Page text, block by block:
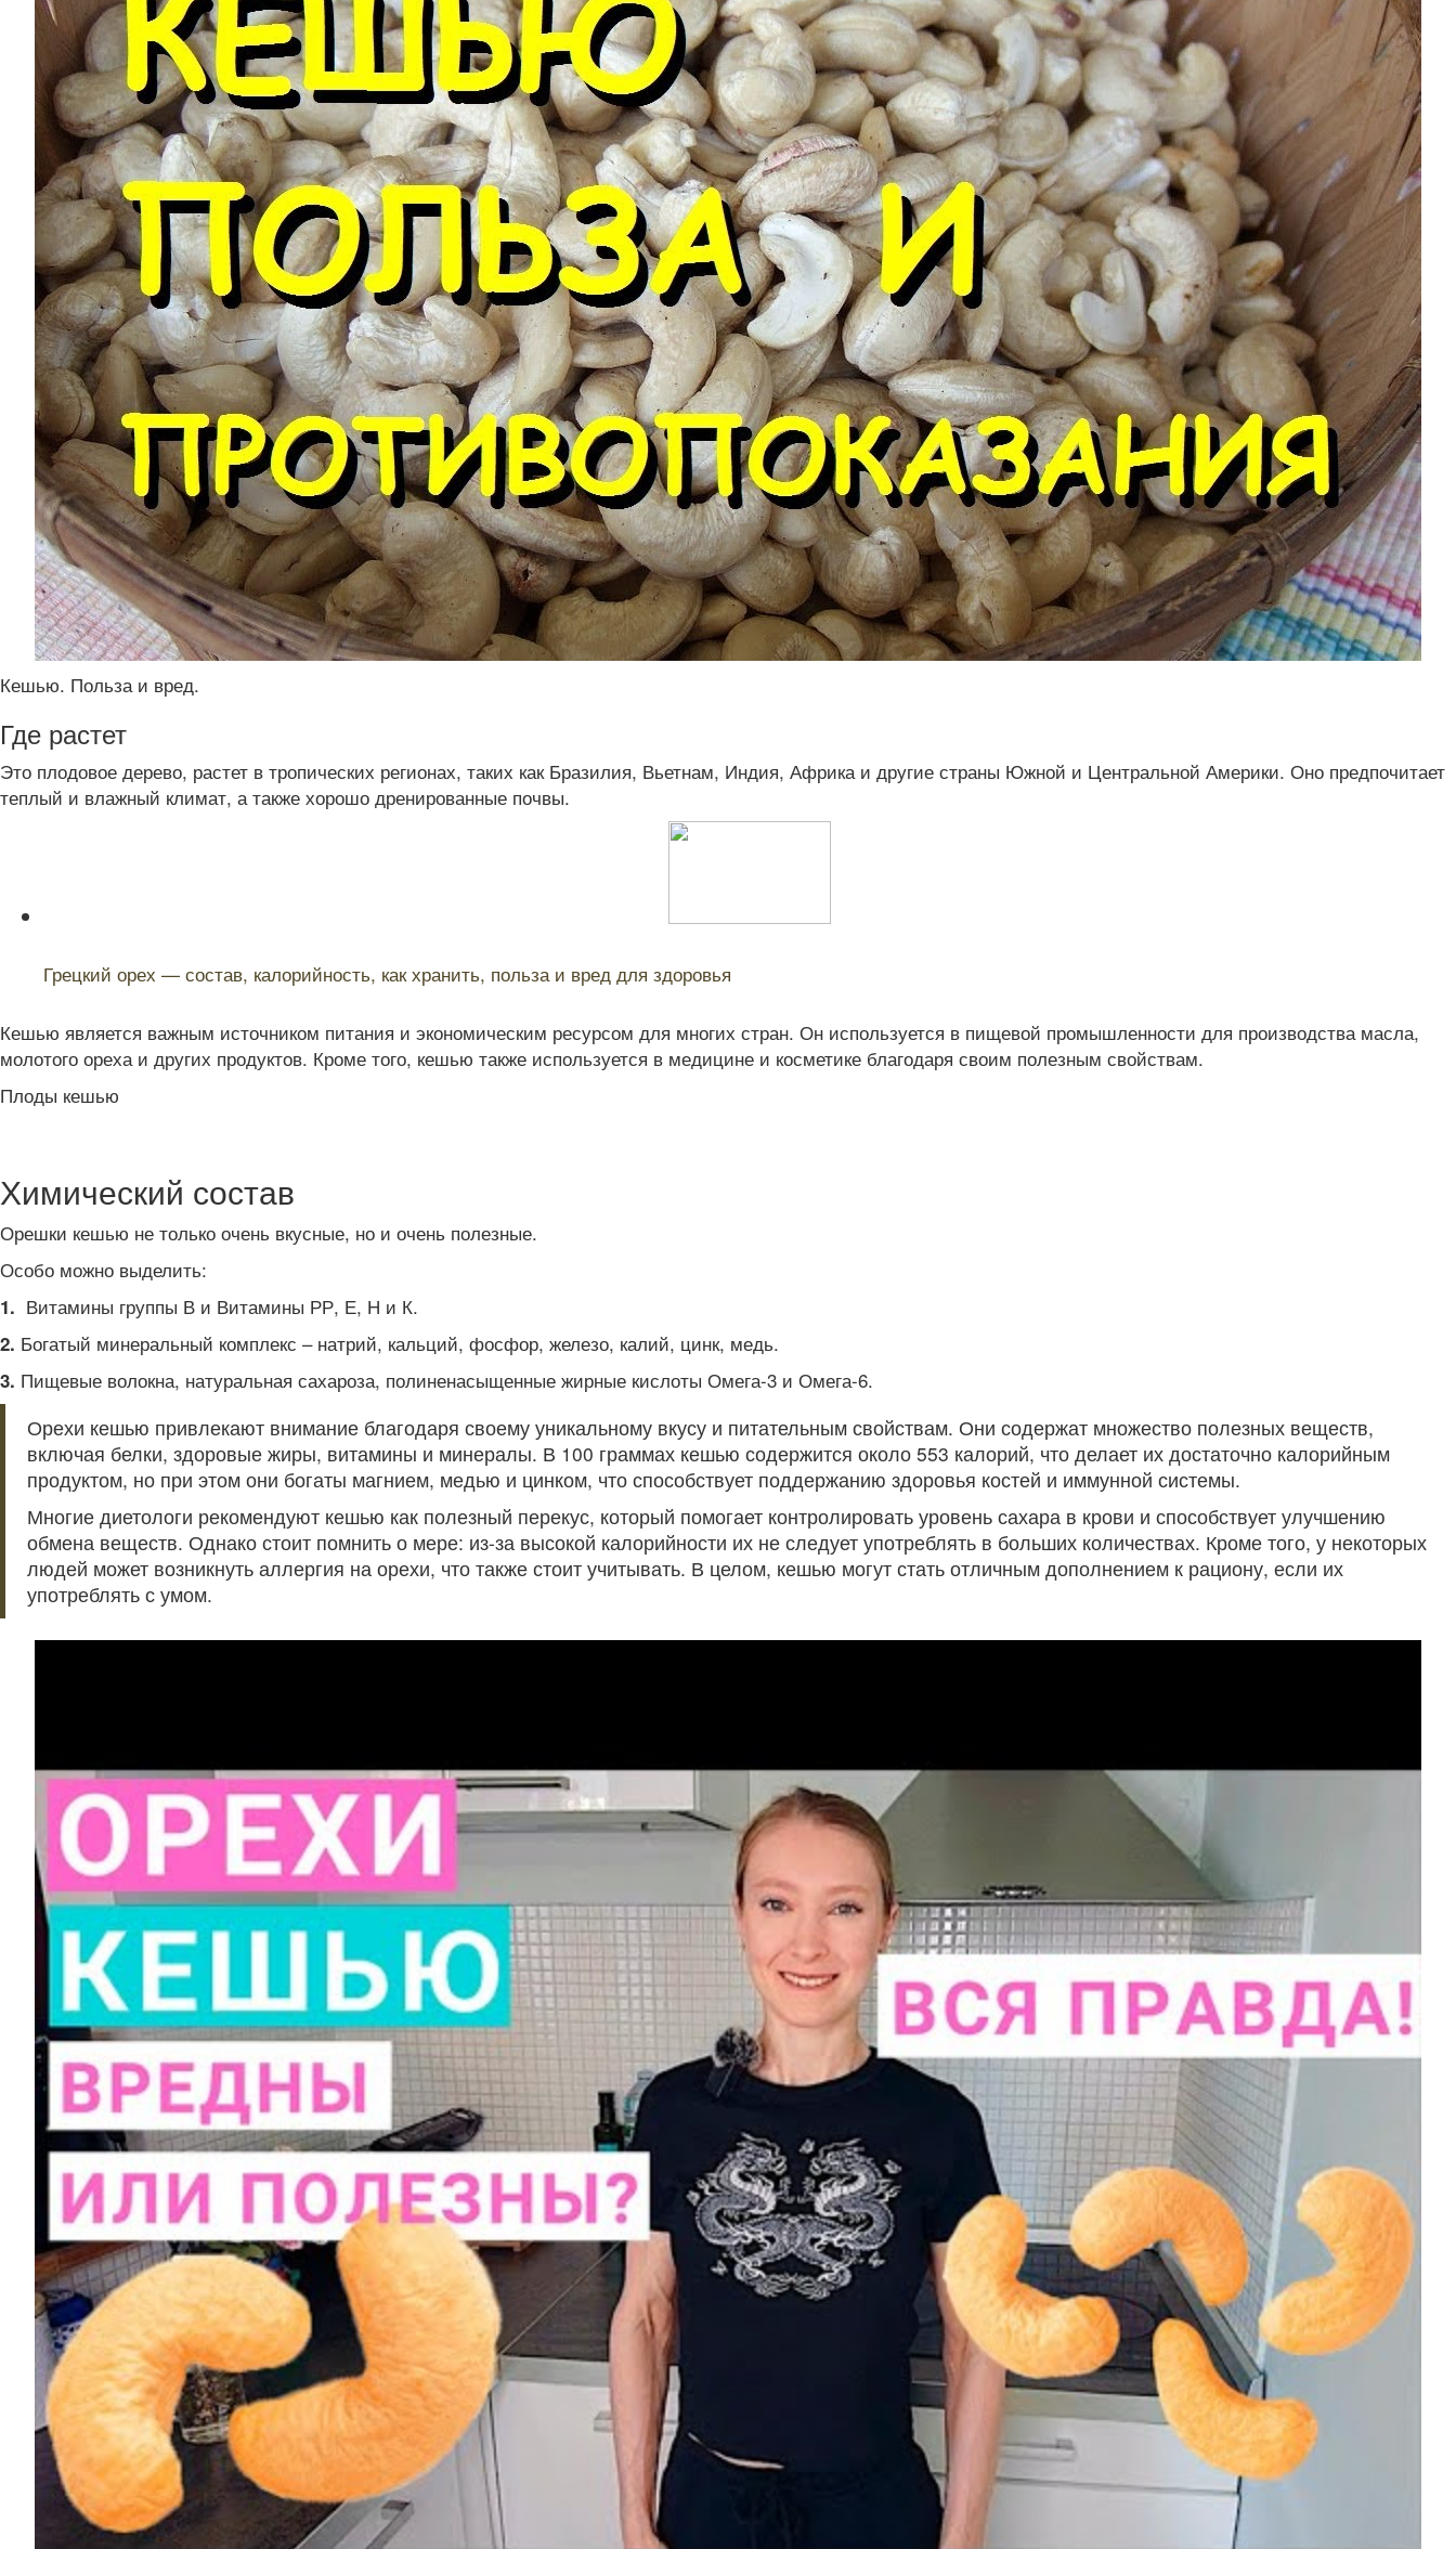
Кешью. Польза и вред.
Где растет
Это плодовое дерево, растет в тропических регионах, таких как Бразилия, Вьетнам, Индия, Африка и другие страны Южной и Центральной Америки. Оно предпочитает
теплый и влажный климат, а также хорошо дренированные почвы.
Грецкий орех — состав, калорийность, как хранить, польза и вред для здоровья
Кешью является важным источником питания и экономическим ресурсом для многих стран. Он используется в пищевой промышленности для производства масла,
молотого ореха и других продуктов. Кроме того, кешью также используется в медицине и косметике благодаря своим полезным свойствам.
Плоды кешью
Химический состав
Орешки кешью не только очень вкусные, но и очень полезные.
Особо можно выделить:
1. Витамины группы В и Витамины РР, Е, Н и К.
2. Богатый минеральный комплекс – натрий, кальций, фосфор, железо, калий, цинк, медь.
3. Пищевые волокна, натуральная сахароза, полиненасыщенные жирные кислоты Омега-3 и Омега-6.
Орехи кешью привлекают внимание благодаря своему уникальному вкусу и питательным свойствам. Они содержат множество полезных веществ,
включая белки, здоровые жиры, витамины и минералы. В 100 граммах кешью содержится около 553 калорий, что делает их достаточно калорийным
продуктом, но при этом они богаты магнием, медью и цинком, что способствует поддержанию здоровья костей и иммунной системы.
Многие диетологи рекомендуют кешью как полезный перекус, который помогает контролировать уровень сахара в крови и способствует улучшению
обмена веществ. Однако стоит помнить о мере: из-за высокой калорийности их не следует употреблять в больших количествах. Кроме того, у некоторых
людей может возникнуть аллергия на орехи, что также стоит учитывать. В целом, кешью могут стать отличным дополнением к рациону, если их
употреблять с умом.